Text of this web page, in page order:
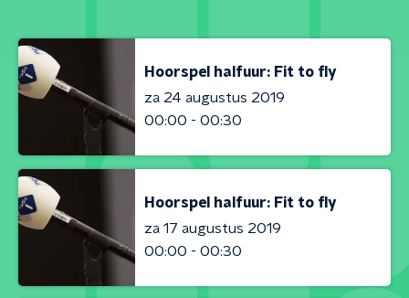
Hoorspel halfuur: Fit to fly
za 24 augustus 2019
00:00 - 00:30
Hoorspel halfuur: Fit to fly
za 17 augustus 2019
00:00 - 00:30